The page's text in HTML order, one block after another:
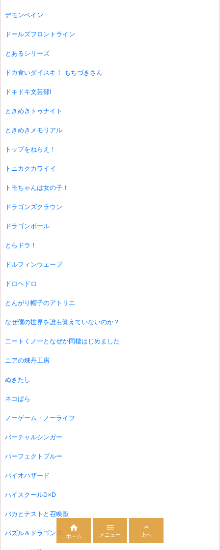
デモンベイン
ドールズフロントライン
とあるシリーズ
ドカ食いダイスキ！ もちづきさん
ドキドキ文芸部!
ときめきトゥナイト
ときめきメモリアル
トップをねらえ！
トニカクカワイイ
トモちゃんは女の子！
ドラゴンズクラウン
ドラゴンボール
とらドラ！
ドルフィンウェーブ
ドロヘドロ
とんがり帽子のアトリエ
なぜ僕の世界を誰も覚えていないのか？
ニートくノ一となぜか同棲はじめました
ニアの煉丹工房
ぬきたし
ネコぱら
ノーゲーム・ノーライフ
バーチャルシンガー
パーフェクトブルー
バイオハザード
ハイスクールD×D
バカとテストと召喚獣
パズル＆ドラゴンズ

ホーム

メニュー

上へ